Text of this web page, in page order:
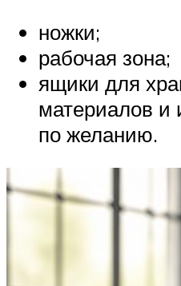
ножки;
рабочая зона;
ящики для
материалов
по желанию.